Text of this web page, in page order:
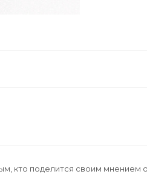
кто поделится своим мнением